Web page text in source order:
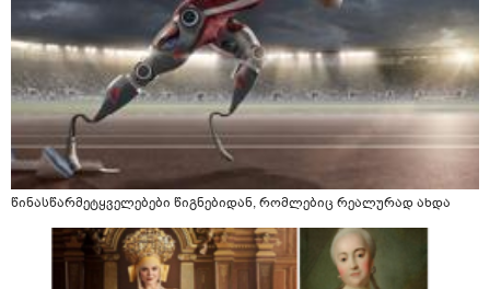
წინასწარმეტყველებები წიგნებიდან, რომლებიც რეალურად ახდა